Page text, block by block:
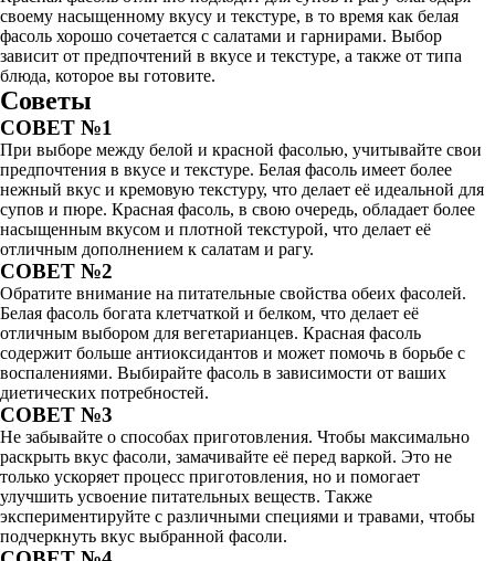
своему насыщенному вкусу и текстуре, в то время как белая
фасоль хорошо сочетается с салатами и гарнирами. Выбор
зависит от предпочтений в вкусе и текстуре, а также от типа
блюда, которое вы готовите.
Советы
СОВЕТ №1
При выборе между белой и красной фасолью, учитывайте свои
предпочтения в вкусе и текстуре. Белая фасоль имеет более
нежный вкус и кремовую текстуру, что делает её идеальной для
супов и пюре. Красная фасоль, в свою очередь, обладает более
насыщенным вкусом и плотной текстурой, что делает её
отличным дополнением к салатам и рагу.
СОВЕТ №2
Обратите внимание на питательные свойства обеих фасолей.
Белая фасоль богата клетчаткой и белком, что делает её
отличным выбором для вегетарианцев. Красная фасоль
содержит больше антиоксидантов и может помочь в борьбе с
воспалениями. Выбирайте фасоль в зависимости от ваших
диетических потребностей.
СОВЕТ №3
Не забывайте о способах приготовления. Чтобы максимально
раскрыть вкус фасоли, замачивайте её перед варкой. Это не
только ускоряет процесс приготовления, но и помогает
улучшить усвоение питательных веществ. Также
экспериментируйте с различными специями и травами, чтобы
подчеркнуть вкус выбранной фасоли.